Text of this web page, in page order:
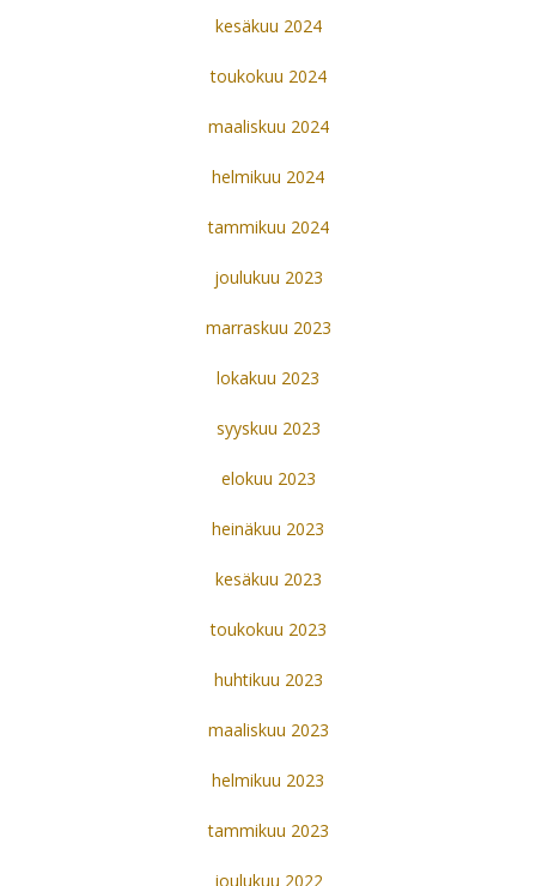
kesäkuu 2024
toukokuu 2024
maaliskuu 2024
helmikuu 2024
tammikuu 2024
joulukuu 2023
marraskuu 2023
lokakuu 2023
syyskuu 2023
elokuu 2023
heinäkuu 2023
kesäkuu 2023
toukokuu 2023
huhtikuu 2023
maaliskuu 2023
helmikuu 2023
tammikuu 2023
joulukuu 2022